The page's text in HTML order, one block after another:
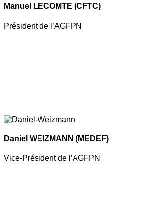
Manuel LECOMTE (CFTC)
Président de l’AGFPN
Daniel WEIZMANN (MEDEF)
Vice-Président de l’AGFPN